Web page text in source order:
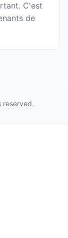
C'est
de
reserved.